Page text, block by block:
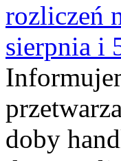
rozliczeń
sierpnia i
doby